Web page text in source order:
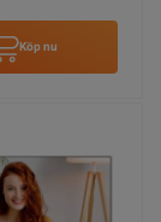
Köp nu